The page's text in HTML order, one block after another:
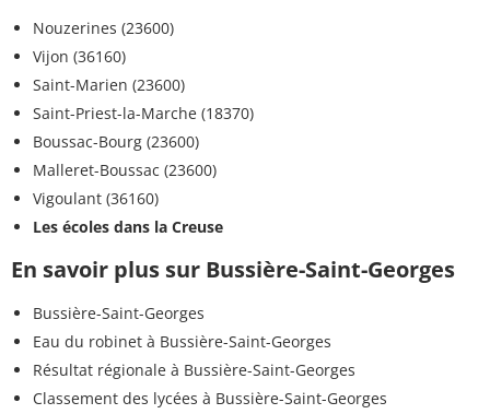
Nouzerines (23600)
Vijon (36160)
Saint-Marien (23600)
Saint-Priest-la-Marche (18370)
Boussac-Bourg (23600)
Malleret-Boussac (23600)
Vigoulant (36160)
Les écoles dans la Creuse
En savoir plus sur Bussière-Saint-Georges
Bussière-Saint-Georges
Eau du robinet à Bussière-Saint-Georges
Résultat régionale à Bussière-Saint-Georges
Classement des lycées à Bussière-Saint-Georges